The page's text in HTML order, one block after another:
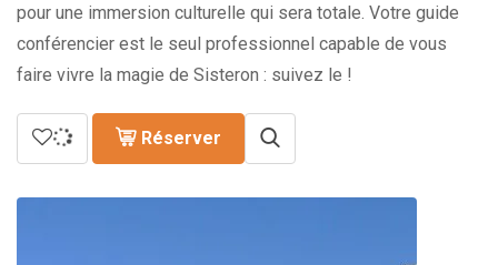
pour une immersion culturelle qui sera totale. Votre guide
conférencier est le seul professionnel capable de vous
faire vivre la magie de Sisteron : suivez le !
Réserver